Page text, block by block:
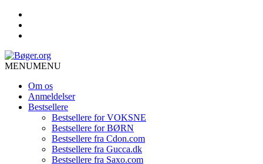
MENUMENU
Om os
Anmeldelser
Bestsellere
Bestsellere for VOKSNE
Bestsellere for BØRN
Bestsellere fra Cdon.com
Bestsellere fra Gucca.dk
Bestsellere fra Saxo.com